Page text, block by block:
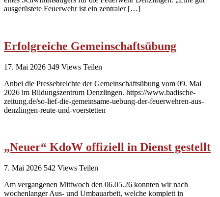
ausgerüstete Feuerwehr ist ein zentraler […]
Erfolgreiche Gemeinschaftsübung
17. Mai 2026 349 Views Teilen
Anbei die Pressebreichte der Gemeinschaftsübung vom 09. Mai
2026 im Bildungszentrum Denzlingen. https://www.badische-
zeitung.de/so-lief-die-gemeinsame-uebung-der-feuerwehren-aus-
denzlingen-reute-und-voerstetten
„Neuer“ KdoW offiziell in Dienst gestellt
7. Mai 2026 542 Views Teilen
Am vergangenen Mittwoch den 06.05.26 konnten wir nach
wochenlanger Aus- und Umbauarbeit, welche komplett in